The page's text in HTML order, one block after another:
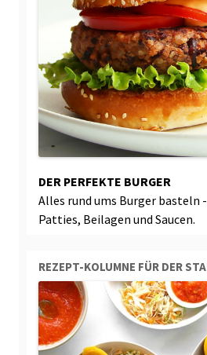
DER PERFEKTE BURGER
Alles rund ums Burger basteln
Patties, Beilagen und Saucen.
REZEPT-KOLUMNE FÜR DER